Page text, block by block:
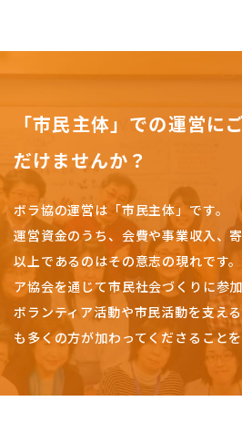
「市民主体」での運営に
だけませんか？
ボラ協の運営は「市民主体」です。
運営資金のうち、会費や事業収入、
以上であるのはその意志の現れです。
ア協会を通じて市民社会づくりに参
ボランティア活動や市民活動を支え
も多くの方が加わってくださること